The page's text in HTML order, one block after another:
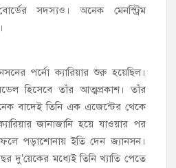
সদস্যও। অনেক মেনস্ট্রিম
পর্নো ক্যারিয়ার শুরু হয়েছিল।
হিসেবে তাঁর আত্মপ্রকাশ। তাঁর
বাদেই তিনি এক এজেন্টের থেকে
জানাজানি হয়ে যাওয়ার পর
পড়াশোনায় ইতি দেন জ্যানসন।
দু’য়েকের মধ্যেই তিনি খ্যাতি পেতে